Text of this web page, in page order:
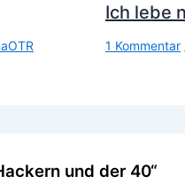
Ich lebe
1 Kommentar
und der 40“